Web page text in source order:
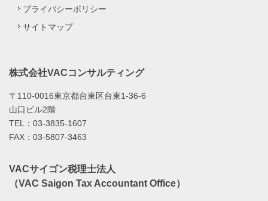
プライバシーポリシー
サイトマップ
株式会社VACコンサルティング
〒110-0016東京都台東区台東1-36-6
山口ビル2階
TEL：03-3835-1607
FAX：03-5807-3463
VACサイゴン税理士法人
（VAC Saigon Tax Accountant Office）